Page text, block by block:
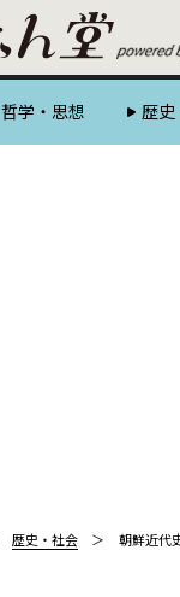
哲学・思想 歴史
歴史・社会 朝鮮近代